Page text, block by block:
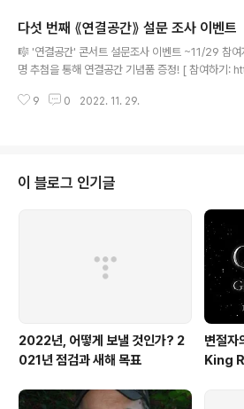
다.
다섯 번째 ⟪연결공간⟫ 설문 조사 이벤트
🎼 '연결공간' 콘서트 설문조사 이벤트 ~11/29 참
명 추첨을 통해 연결공간 기념품 증정! [ 참여하기:
] 여러분의 의견에 귀 기울여 더 나은 '연결공간'을 준
9 0 2022. 11. 29.
이 블로그 인기글
2022년, 어떻게 보낼 것인가? 2
021년 점검과 새해 목표
변절
King